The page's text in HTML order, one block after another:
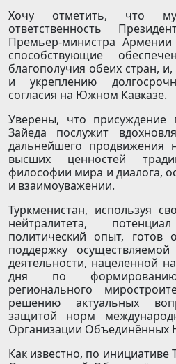
Хочу отметить, что
ответственность
Премьер-министра
способствующие
благополучия обеих стран,
и укреплению
согласия на Южном Кавказе.
Уверены, что
Зайеда послужит
дальнейшего продвижения
высших ценностей
философии мира и диалога,
и взаимоуважении.
Туркменистан, используя
нейтралитета,
политический опыт, готов
поддержку
деятельности, нацеленной
дня по
регионального
решению актуальных
защитой норм
Организации Объединённых
Как известно, по инициативе